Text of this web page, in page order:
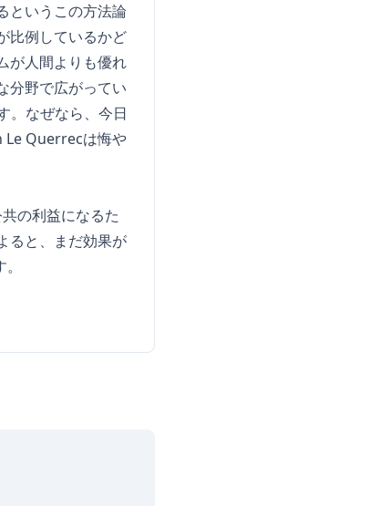
というこの方法論
比例しているかど
が人間よりも優れ
分野で広がってい
。なぜなら、今日
Le Querrecは悔や
の利益になるた
ると、まだ効果が